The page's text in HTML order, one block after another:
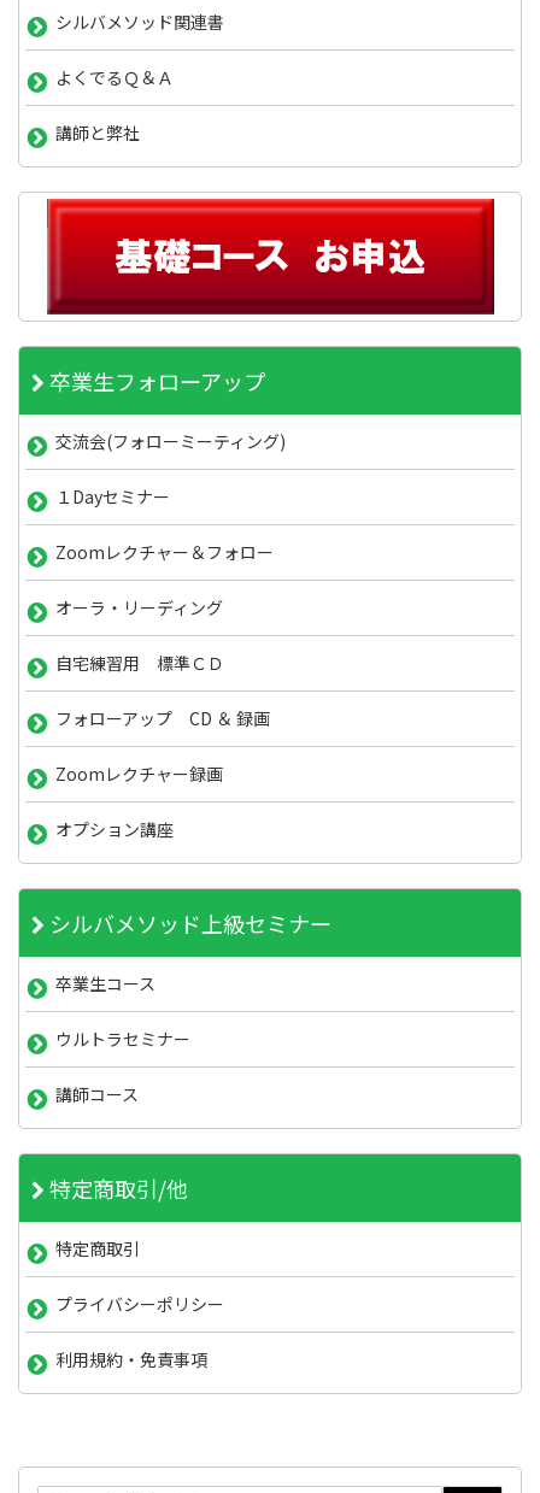
シルバメソッド関連書
よくでるＱ＆Ａ
講師と弊社
卒業生フォローアップ
交流会(フォローミーティング)
１Dayセミナー
Zoomレクチャー＆フォロー
オーラ・リーディング
自宅練習用 標準ＣＤ
フォローアップ CD ＆ 録画
Zoomレクチャー録画
オプション講座
シルバメソッド上級セミナー
卒業生コース
ウルトラセミナー
講師コース
特定商取引/他
特定商取引
プライバシーポリシー
利用規約・免責事項